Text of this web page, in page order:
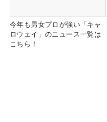
今年も男女プロが強い「キャ
ロウェイ」のニュース一覧は
こちら！